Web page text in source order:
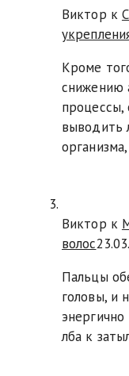
Виктор к
Кроме
снижению
процессы,
выводить
Виктор к
волос
Пальцы
головы, и
лба к